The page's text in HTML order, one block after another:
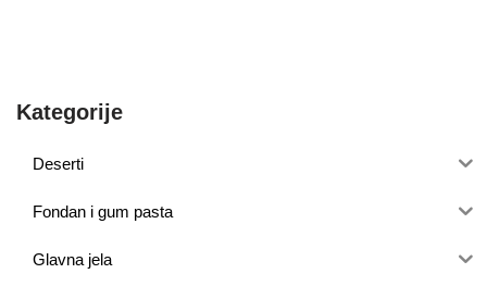
Kategorije
Deserti
Fondan i gum pasta
Glavna jela